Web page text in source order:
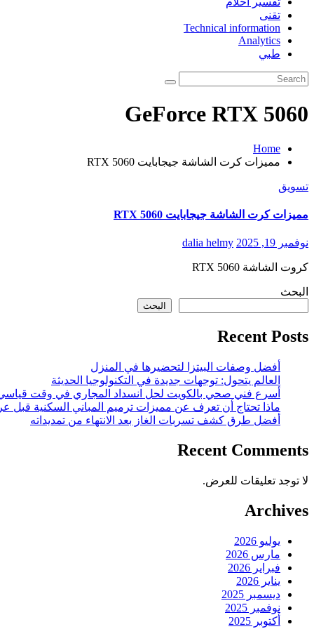
تقنى
Technical information
Analytics
طبي
GeForce RTX 5060
Home
مميزات كرت الشاشة جيجابايت RTX 5060
تسويق
مميزات كرت الشاشة جيجابايت RTX 5060
نوفمبر 19, 2025 dalia helmy
كروت الشاشة RTX 5060
البحث
البحث
Recent Posts
أفضل وصفات البيتزا لتحضيرها في المنزل
العالم يتحول: توجهات جديدة في التكنولوجيا الحديثة
أسرع فني صحي بالكويت لحل انسداد المجاري في وقت
ماذا تحتاج أن تعرف عن مميزات ترميم المباني السكنية قبل
أفضل طرق كشف تسربات الغاز بعد الانتهاء من تمديداته
Recent Comments
لا توجد تعليقات للعرض.
Archives
يوليو 2026
مارس 2026
فبراير 2026
يناير 2026
ديسمبر 2025
نوفمبر 2025
أكتوبر 2025